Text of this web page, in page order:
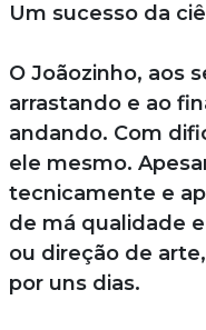
Um sucesso da
O Joãozinho, aos
arrastando e ao
andando. Com
ele mesmo.
tecnicamente e
de má qualidade
ou direção de
por uns dias.